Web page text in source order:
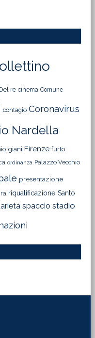
re cinema Comune
contagio Coronavirus
Nardella
giani Firenze furto
ordinanza Palazzo Vecchio
presentazione
riqualificazione Santo
spaccio stadio